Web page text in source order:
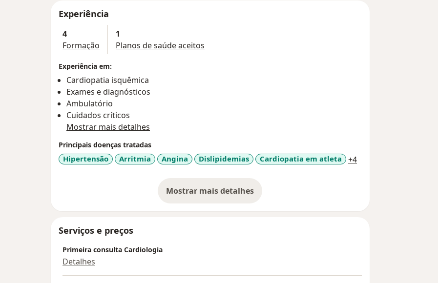
Experiência
4
Formação
1
Planos de saúde aceitos
Experiência em:
Cardiopatia isquêmica
Exames e diagnósticos
Ambulatório
Cuidados críticos
Mostrar mais detalhes
Principais doenças tratadas
Hipertensão Arritmia Angina Dislipidemias Cardiopatia em atleta +4a11y_sr_more_diseases
Mostrar mais detalhes
sobre a experiência
Serviços e preços
Primeira consulta Cardiologia
Detalhes